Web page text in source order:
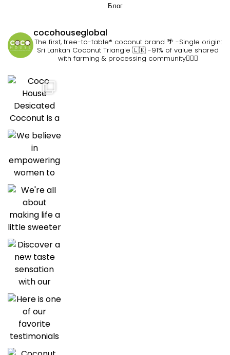
Блог
cocohouseglobal
The first, tree-to-table® coconut brand 🌴 -Single origin:
Sri Lankan Coconut Triangle 🇱🇰 -91% of value shared
with farming & processing community👷🏽‍♀️